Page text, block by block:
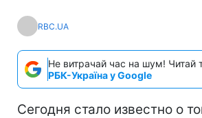
RBC.UA
Не витрачай час на шум! Читай
РБК-Україна у Google
Сегодня стало известно о